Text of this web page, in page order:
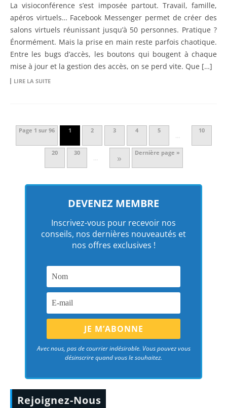
La visioconférence s’est imposée partout. Travail, famille,
apéros virtuels… Facebook Messenger permet de créer des
salons virtuels réunissant jusqu’à 50 personnes. Pratique ?
Énormément. Mais la prise en main reste parfois chaotique.
Entre les bugs d’accès, les boutons qui bougent à chaque
mise à jour et la gestion des accès, on se perd vite. Que […]
LIRE LA SUITE
Page 1 sur 96 1 2 3 4 5
…
10
20 30
… » Dernière page »
DEVENEZ MEMBRE
Inscrivez-vous pour recevoir nos
conseils, nos dernières nouveautés et
nos offres exclusives !
Avec nous, pas de courrier indésirable. Vous pouvez vous
désinscrire quand vous le souhaitez.
Rejoignez-Nous